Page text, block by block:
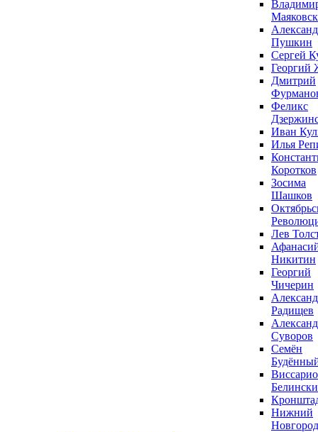
Пушкин
Сергей
Георгий
Дмитрий
Феликс
Иван
Илья
Коротков
Зосима
Шашков
Лев
Никитин
Георгий
Чичерин
Радищев
Суворов
Семён
Нижний
Новгород